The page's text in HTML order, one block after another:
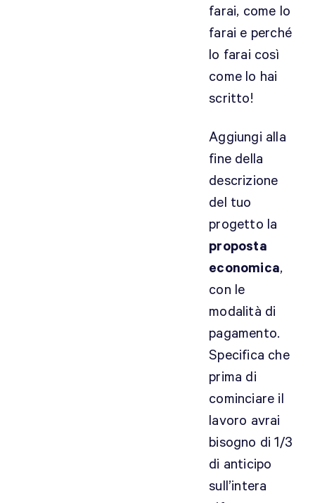
farai, come lo
farai e perché
lo farai così
come lo hai
scritto!
Aggiungi alla
fine della
descrizione
del tuo
progetto la
proposta
economica,
con le
modalità di
pagamento.
Specifica che
prima di
cominciare il
lavoro avrai
bisogno di 1/3
di anticipo
sull’intera